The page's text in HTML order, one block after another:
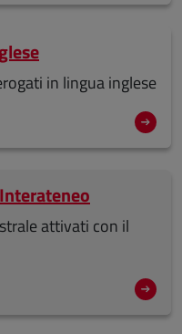
in lingua inglese
attivati con il